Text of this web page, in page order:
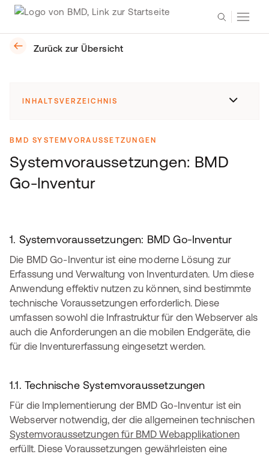
Zurück zur Übersicht
INHALTSVERZEICHNIS
BMD SYSTEMVORAUSSETZUNGEN
Systemvoraussetzungen: BMD
Go-Inventur
1. Systemvoraussetzungen: BMD Go-Inventur
Die BMD Go-Inventur ist eine moderne Lösung zur
Erfassung und Verwaltung von Inventurdaten. Um diese
Anwendung effektiv nutzen zu können, sind bestimmte
technische Voraussetzungen erforderlich. Diese
umfassen sowohl die Infrastruktur für den Webserver als
auch die Anforderungen an die mobilen Endgeräte, die
für die Inventurerfassung eingesetzt werden.
1.1. Technische Systemvoraussetzungen
Für die Implementierung der BMD Go-Inventur ist ein
Webserver notwendig, der die allgemeinen technischen
Systemvoraussetzungen für BMD Webapplikationen
erfüllt. Diese Voraussetzungen gewährleisten eine